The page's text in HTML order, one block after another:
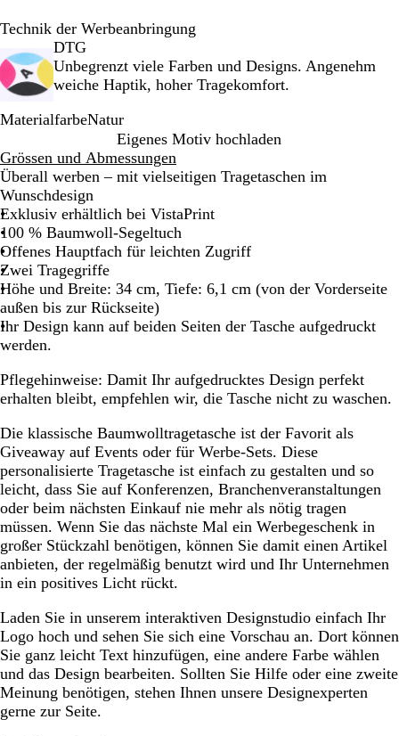
Technik der Werbeanbringung
DTG
Unbegrenzt viele Farben und Designs. Angenehm
weiche Haptik, hoher Tragekomfort.
MaterialfarbeNatur
a
t
u
r
Eigenes Motiv hochladen
Grössen und Abmessungen
Überall werben – mit vielseitigen Tragetaschen im
Wunschdesign
Exklusiv erhältlich bei VistaPrint
100 % Baumwoll-Segeltuch
Offenes Hauptfach für leichten Zugriff
Zwei Tragegriffe
Höhe und Breite: 34 cm, Tiefe: 6,1 cm (von der Vorderseite
außen bis zur Rückseite)
Ihr Design kann auf beiden Seiten der Tasche aufgedruckt
werden.
Pflegehinweise: Damit Ihr aufgedrucktes Design perfekt
erhalten bleibt, empfehlen wir, die Tasche nicht zu waschen.
Die klassische Baumwolltragetasche ist der Favorit als
Giveaway auf Events oder für Werbe-Sets. Diese
personalisierte Tragetasche ist einfach zu gestalten und so
leicht, dass Sie auf Konferenzen, Branchenveranstaltungen
oder beim nächsten Einkauf nie mehr als nötig tragen
müssen. Wenn Sie das nächste Mal ein Werbegeschenk in
großer Stückzahl benötigen, können Sie damit einen Artikel
anbieten, der regelmäßig benutzt wird und Ihr Unternehmen
in ein positives Licht rückt.
Laden Sie in unserem interaktiven Designstudio einfach Ihr
Logo hoch und sehen Sie sich eine Vorschau an. Dort können
Sie ganz leicht Text hinzufügen, eine andere Farbe wählen
und das Design bearbeiten. Sollten Sie Hilfe oder eine zweite
Meinung benötigen, stehen Ihnen unsere Designexperten
gerne zur Seite.